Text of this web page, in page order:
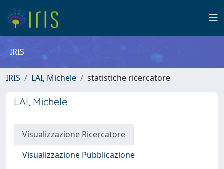
IRIS
IRIS LAI, Michele statistiche ricercatore
LAI, Michele
Visualizzazione Ricercatore
Visualizzazione Pubblicazione